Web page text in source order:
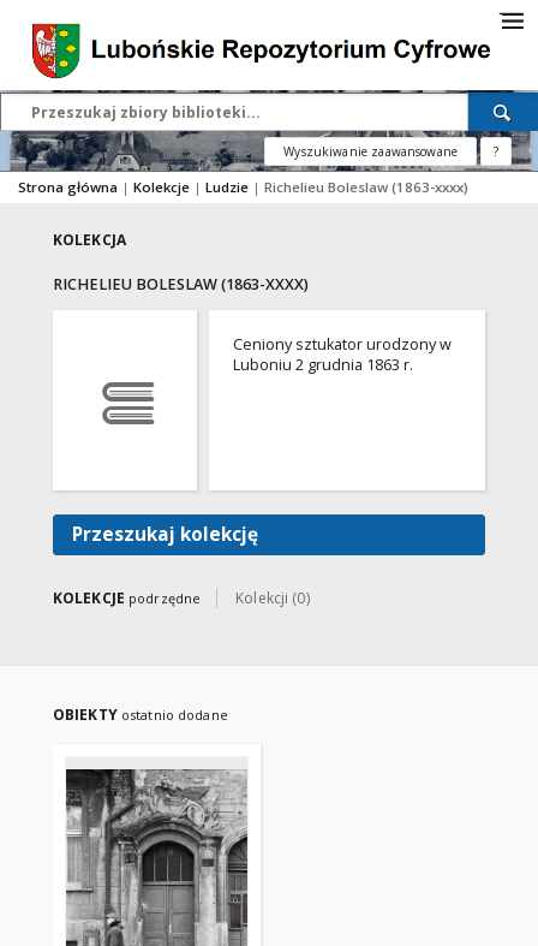
Wyszukiwanie zaawansowane ?
Strona główna | Kolekcje | Ludzie | Richelieu Boleslaw (1863-xxxx)
KOLEKCJA
RICHELIEU BOLESLAW (1863-XXXX)
Ceniony sztukator urodzony w
Luboniu 2 grudnia 1863 r.
Przeszukaj kolekcję
KOLEKCJE podrzędne Kolekcji (0)
OBIEKTY ostatnio dodane